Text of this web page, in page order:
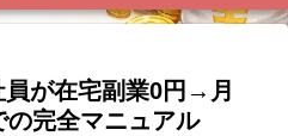
員が在宅副業0円→月
の完全マニュアル